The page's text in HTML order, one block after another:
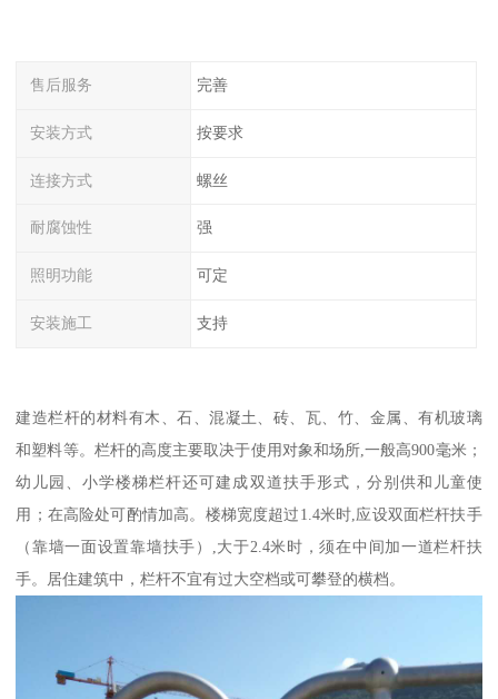
售后服务 完善
安装方式 按要求
连接方式 螺丝
耐腐蚀性 强
照明功能 可定
安装施工 支持
建造栏杆的材料有木、石、混凝土、砖、瓦、竹、金属、有机玻璃
和塑料等。栏杆的高度主要取决于使用对象和场所,一般高900毫米；
幼儿园、小学楼梯栏杆还可建成双道扶手形式，分别供和儿童使
用；在高险处可酌情加高。楼梯宽度超过1.4米时,应设双面栏杆扶手
（靠墙一面设置靠墙扶手）,大于2.4米时，须在中间加一道栏杆扶
手。居住建筑中，栏杆不宜有过大空档或可攀登的横档。